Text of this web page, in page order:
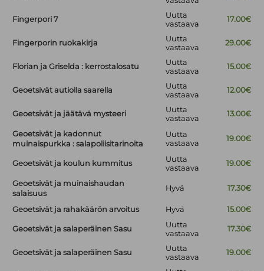
Fingerpori 7
Uutta
vastaava
17.00€
Fingerporin ruokakirja
Uutta
vastaava
29.00€
Florian ja Griselda : kerrostalosatu
Uutta
vastaava
15.00€
Geoetsivät autiolla saarella
Uutta
vastaava
12.00€
Geoetsivät ja jäätävä mysteeri
Uutta
vastaava
13.00€
Geoetsivät ja kadonnut
muinaispurkka : salapoliisitarinoita
Uutta
vastaava
19.00€
Geoetsivät ja koulun kummitus
Uutta
vastaava
19.00€
Geoetsivät ja muinaishaudan
salaisuus
Hyvä 17.30€
Geoetsivät ja rahakäärön arvoitus Hyvä 15.00€
Geoetsivät ja salaperäinen Sasu
Uutta
vastaava
17.30€
Geoetsivät ja salaperäinen Sasu
Uutta
vastaava
19.00€